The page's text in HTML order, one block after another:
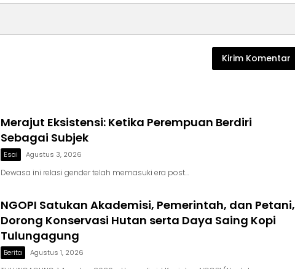
Merajut Eksistensi: Ketika Perempuan Berdiri
Sebagai Subjek
Esai Agustus 3, 2026
Dewasa ini relasi gender telah memasuki era post…
NGOPI Satukan Akademisi, Pemerintah, dan Petani,
Dorong Konservasi Hutan serta Daya Saing Kopi
Tulungagung
Berita Agustus 1, 2026